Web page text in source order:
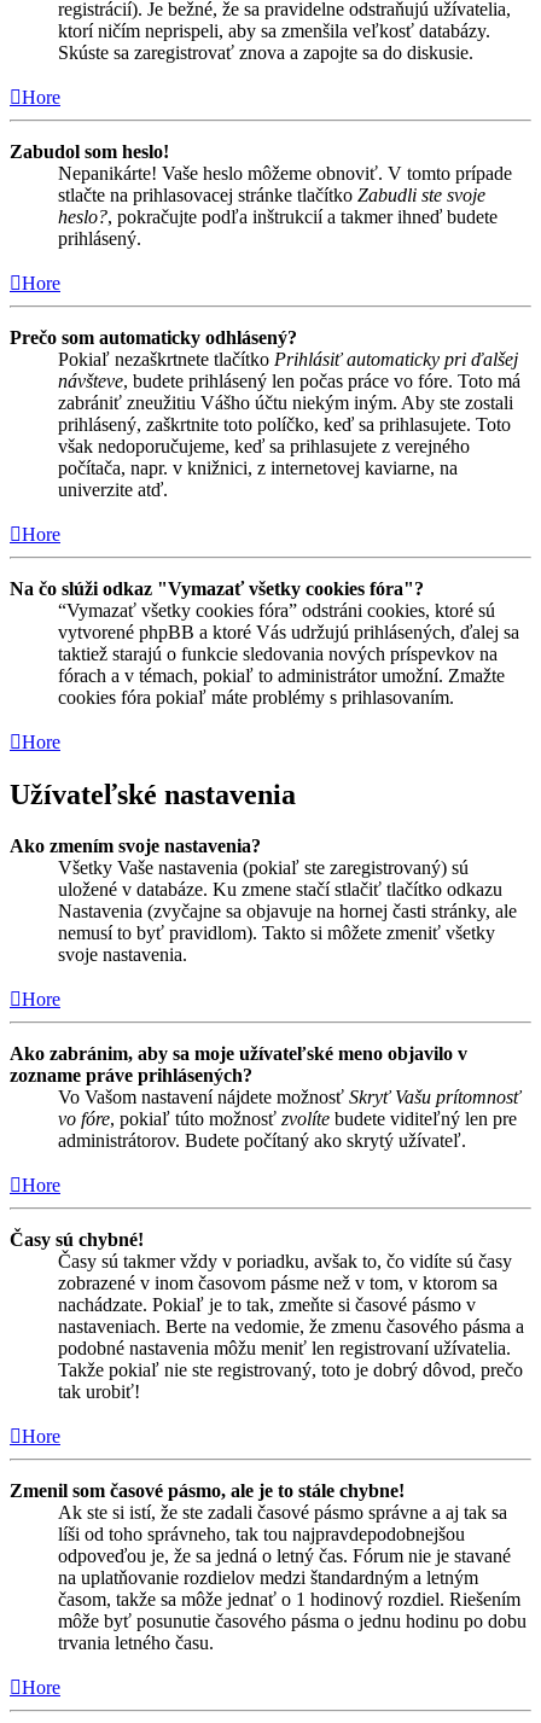
registrácií). Je bežné, že sa pravidelne odstraňujú užívatelia,
ktorí ničím neprispeli, aby sa zmenšila veľkosť databázy.
Skúste sa zaregistrovať znova a zapojte sa do diskusie.
Hore
Zabudol som heslo!
Nepanikárte! Vaše heslo môžeme obnoviť. V tomto prípade
stlačte na prihlasovacej stránke tlačítko Zabudli ste svoje
heslo?, pokračujte podľa inštrukcií a takmer ihneď budete
prihlásený.
Hore
Prečo som automaticky odhlásený?
Pokiaľ nezaškrtnete tlačítko Prihlásiť automaticky pri ďalšej
návšteve, budete prihlásený len počas práce vo fóre. Toto má
zabrániť zneužitiu Vášho účtu niekým iným. Aby ste zostali
prihlásený, zaškrtnite toto políčko, keď sa prihlasujete. Toto
však nedoporučujeme, keď sa prihlasujete z verejného
počítača, napr. v knižnici, z internetovej kaviarne, na
univerzite atď.
Hore
Na čo slúži odkaz "Vymazať všetky cookies fóra"?
“Vymazať všetky cookies fóra” odstráni cookies, ktoré sú
vytvorené phpBB a ktoré Vás udržujú prihlásených, ďalej sa
taktiež starajú o funkcie sledovania nových príspevkov na
fórach a v témach, pokiaľ to administrátor umožní. Zmažte
cookies fóra pokiaľ máte problémy s prihlasovaním.
Hore
Užívateľské nastavenia
Ako zmením svoje nastavenia?
Všetky Vaše nastavenia (pokiaľ ste zaregistrovaný) sú
uložené v databáze. Ku zmene stačí stlačiť tlačítko odkazu
Nastavenia (zvyčajne sa objavuje na hornej časti stránky, ale
nemusí to byť pravidlom). Takto si môžete zmeniť všetky
svoje nastavenia.
Hore
Ako zabránim, aby sa moje užívateľské meno objavilo v
zozname práve prihlásených?
Vo Vašom nastavení nájdete možnosť Skryť Vašu prítomnosť
vo fóre, pokiaľ túto možnosť zvolíte budete viditeľný len pre
administrátorov. Budete počítaný ako skrytý užívateľ.
Hore
Časy sú chybné!
Časy sú takmer vždy v poriadku, avšak to, čo vidíte sú časy
zobrazené v inom časovom pásme než v tom, v ktorom sa
nachádzate. Pokiaľ je to tak, zmeňte si časové pásmo v
nastaveniach. Berte na vedomie, že zmenu časového pásma a
podobné nastavenia môžu meniť len registrovaní užívatelia.
Takže pokiaľ nie ste registrovaný, toto je dobrý dôvod, prečo
tak urobiť!
Hore
Zmenil som časové pásmo, ale je to stále chybne!
Ak ste si istí, že ste zadali časové pásmo správne a aj tak sa
líši od toho správneho, tak tou najpravdepodobnejšou
odpoveďou je, že sa jedná o letný čas. Fórum nie je stavané
na uplatňovanie rozdielov medzi štandardným a letným
časom, takže sa môže jednať o 1 hodinový rozdiel. Riešením
môže byť posunutie časového pásma o jednu hodinu po dobu
trvania letného času.
Hore